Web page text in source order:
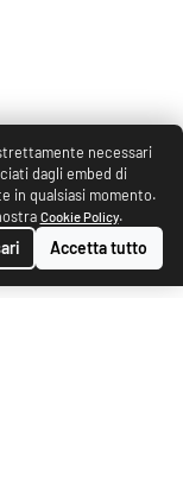
necessari
dagli embed di
in qualsiasi momento.
Cookie Policy.
Accetta tutto